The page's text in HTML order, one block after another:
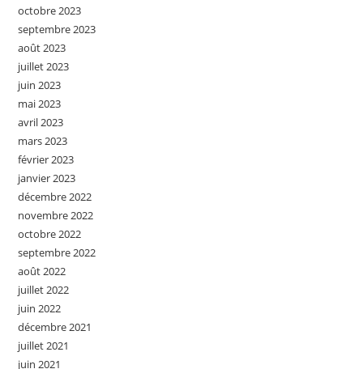
octobre 2023
septembre 2023
août 2023
juillet 2023
juin 2023
mai 2023
avril 2023
mars 2023
février 2023
janvier 2023
décembre 2022
novembre 2022
octobre 2022
septembre 2022
août 2022
juillet 2022
juin 2022
décembre 2021
juillet 2021
juin 2021